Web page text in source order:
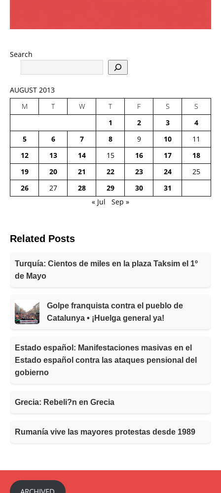
Search
AUGUST 2013
M
T W T F S
S
1
2 3
4
5
6 7 8 9 10
11
12
13 14 15 16 17
18
19
20 21 22 23 24
25
26
27 28 29 30
31
« Jul
Sep »
Related Posts
Turquía: Cientos de miles en la plaza Taksim el 1º
de Mayo
Golpe franquista contra el pueblo de
Catalunya • ¡Huelga general ya!
Estado español: Manifestaciones masivas en el
Estado español contra las ataques pensional del
gobierno
Grecia: Rebeli?n en Grecia
Rumanía vive las mayores protestas desde 1989